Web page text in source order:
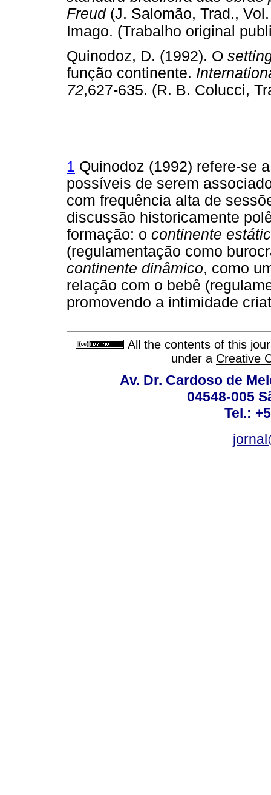
Freud(J. Salomão, Trad.,
Imago. (Trabalho original
Quinodoz, D. (1992). O
função continente.
72,627-635. (R. B.
1 Quinodoz (1992) refere-se
possíveis de serem
com frequência alta de
discussão historicamente
formação: o continente
(regulamentação como
continente dinâmico, como
relação com o bebê
promovendo a intimidade
All the contents of this
under a Creative
Av. Dr. Cardoso de
04548-005
Tel.: